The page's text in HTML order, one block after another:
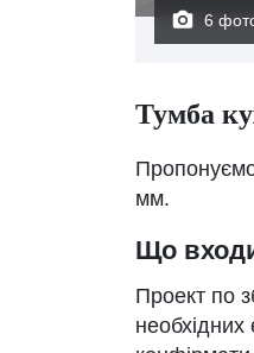
6
Тумба
мм.
Що
Проект по